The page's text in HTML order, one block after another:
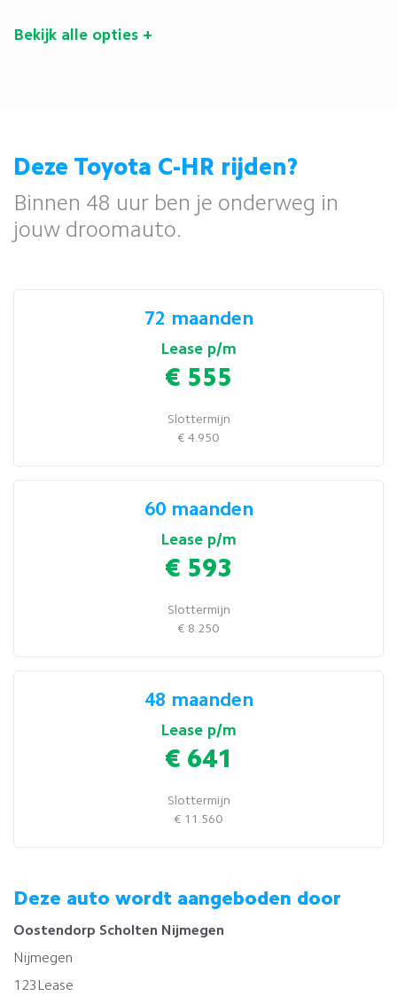
Bekijk alle opties +
Deze Toyota C-HR rijden?
Binnen 48 uur ben je onderweg in
jouw droomauto.
72 maanden
Lease p/m
€ 555
Slottermijn
€ 4.950
60 maanden
Lease p/m
€ 593
Slottermijn
€ 8.250
48 maanden
Lease p/m
€ 641
Slottermijn
€ 11.560
Deze auto wordt aangeboden door
Oostendorp Scholten Nijmegen
Nijmegen
123Lease